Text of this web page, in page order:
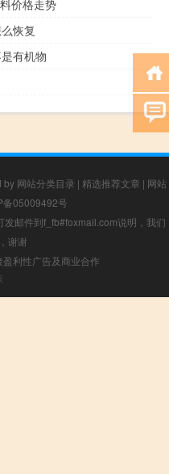
价格走势
恢复
有机物
by 网站分类目录 | 精选推荐文章 | 网站
备05009492号
邮件到f_fb#foxmail.com说明，我们
谢谢
利性广告及商业合作